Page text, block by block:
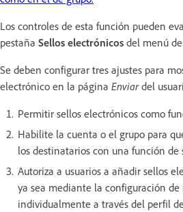
Los controles de esta función pueden
pestaña Sellos electrónicos del menú
Se deben configurar tres ajustes para
electrónico en la página Enviardel
Permitir sellos electrónicos como
Habilite la cuenta o el grupo para
los destinatarios con una función de
Autoriza a usuarios a añadir sellos
ya sea mediante la configuración
individualmente a través del perfil